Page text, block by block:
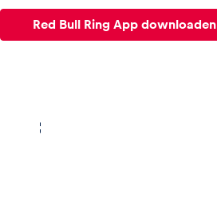
Red Bull Ring App downloaden